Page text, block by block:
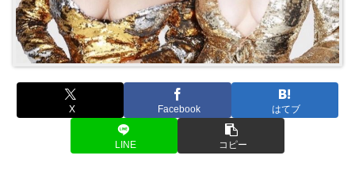
X Facebook はてブ
LINE コピー